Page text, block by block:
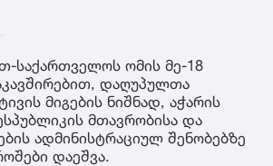
საქართველოს ომის მე-18
დაღუპულთა
მიგების ნიშნად, აჭარის
მთავრობისა და
ადმინისტრაციულ შენობებზე
დაეშვა.